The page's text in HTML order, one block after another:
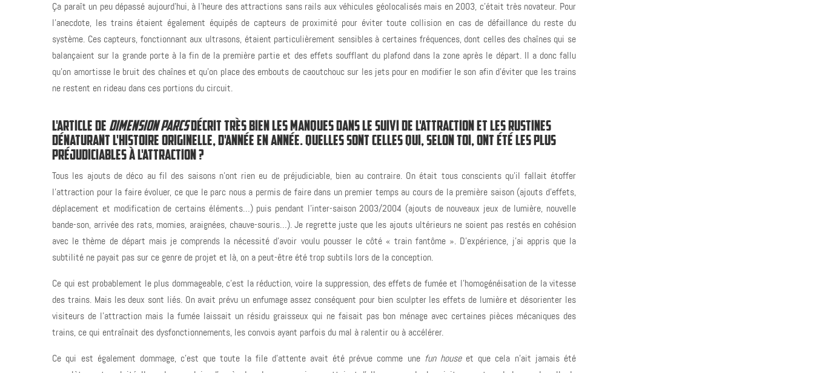
Ça paraît un peu dépassé aujourd’hui, à l’heure des attractions sans rails aux véhicules géolocalisés mais en 2003, c’était très novateur. Pour
l’anecdote, les trains étaient également équipés de capteurs de proximité pour éviter toute collision en cas de défaillance du reste du
système. Ces capteurs, fonctionnant aux ultrasons, étaient particulièrement sensibles à certaines fréquences, dont celles des chaînes qui se
balançaient sur la grande porte à la fin de la première partie et des effets soufflant du plafond dans la zone après le départ. Il a donc fallu
qu’on amortisse le bruit des chaînes et qu’on place des embouts de caoutchouc sur les jets pour en modifier le son afin d’éviter que les trains
ne restent en rideau dans ces portions du circuit.
L'ARTICLE DE DIMENSION PARCSDÉCRIT TRÈS BIEN LES MANQUES DANS LE SUIVI DE L'ATTRACTION ET LES RUSTINES
DÉNATURANT L'HISTOIRE ORIGINELLE, D'ANNÉE EN ANNÉE. QUELLES SONT CELLES QUI, SELON TOI, ONT ÉTÉ LES PLUS
PRÉJUDICIABLES À L'ATTRACTION ?
Tous les ajouts de déco au fil des saisons n’ont rien eu de préjudiciable, bien au contraire. On était tous conscients qu’il fallait étoffer
l’attraction pour la faire évoluer, ce que le parc nous a permis de faire dans un premier temps au cours de la première saison (ajouts d’effets,
déplacement et modification de certains éléments…) puis pendant l’inter-saison 2003/2004 (ajouts de nouveaux jeux de lumière, nouvelle
bande-son, arrivée des rats, momies, araignées, chauve-souris…). Je regrette juste que les ajouts ultérieurs ne soient pas restés en cohésion
avec le thème de départ mais je comprends la nécessité d’avoir voulu pousser le côté « train fantôme ». D’expérience, j’ai appris que la
subtilité ne payait pas sur ce genre de projet et là, on a peut-être été trop subtils lors de la conception.
Ce qui est probablement le plus dommageable, c’est la réduction, voire la suppression, des effets de fumée et l’homogénéisation de la vitesse
des trains. Mais les deux sont liés. On avait prévu un enfumage assez conséquent pour bien sculpter les effets de lumière et désorienter les
visiteurs de l’attraction mais la fumée laissait un résidu graisseux qui ne faisait pas bon ménage avec certaines pièces mécaniques des
trains, ce qui entraînait des dysfonctionnements, les convois ayant parfois du mal à ralentir ou à accélérer.
Ce qui est également dommage, c’est que toute la file d’attente avait été prévue comme une fun houseet que cela n’ait jamais été